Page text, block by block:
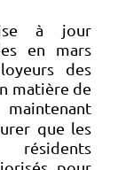
à jour
en mars
des
matière de
que les